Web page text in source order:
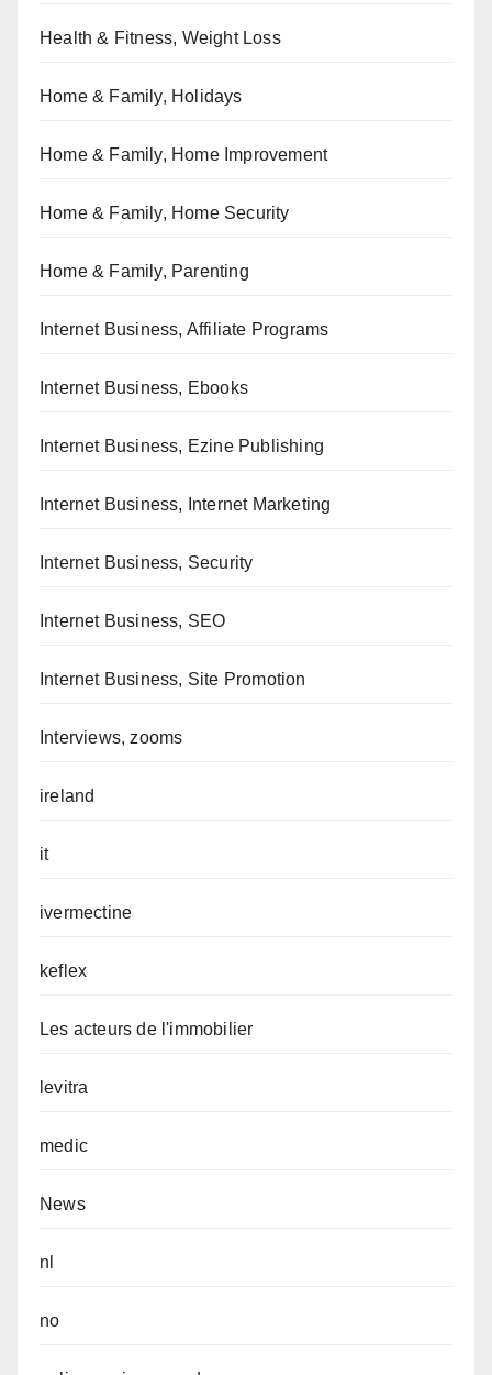
Health & Fitness, Weight Loss
Home & Family, Holidays
Home & Family, Home Improvement
Home & Family, Home Security
Home & Family, Parenting
Internet Business, Affiliate Programs
Internet Business, Ebooks
Internet Business, Ezine Publishing
Internet Business, Internet Marketing
Internet Business, Security
Internet Business, SEO
Internet Business, Site Promotion
Interviews, zooms
ireland
it
ivermectine
keflex
Les acteurs de l'immobilier
levitra
medic
News
nl
no